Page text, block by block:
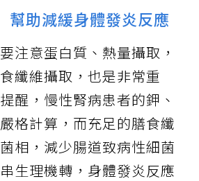
助減緩身體發炎反應
注意蛋白質、熱量攝取，
纖維攝取，也是非常重
醒，慢性腎病患者的鉀、
格計算，而充足的膳食纖
相，減少腸道致病性細菌
生理機轉，身體發炎反應